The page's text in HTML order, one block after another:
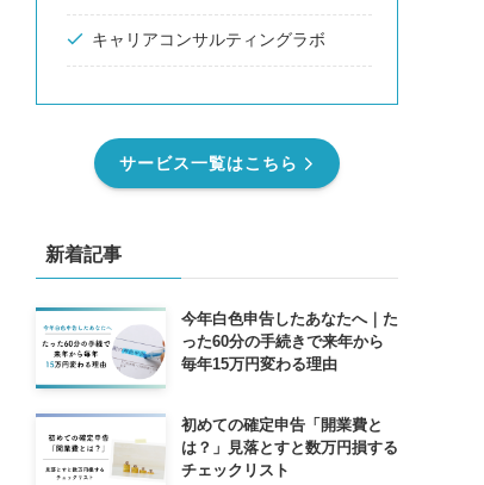
キャリアコンサルティングラボ
サービス一覧はこちら
新着記事
今年白色申告したあなたへ｜た
った60分の手続きで来年から
毎年15万円変わる理由
初めての確定申告「開業費と
は？」見落とすと数万円損する
チェックリスト